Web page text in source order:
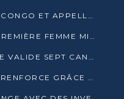
L’OMS SALUE LA RIPOSTE DU CONGO ET APPELLE À DES RÉFORMES DURABLES
HOMMAGES OFFICIELS À LA PREMIÈRE FEMME MINISTRE DU CONGO
LA COUR CONSTITUTIONNELLE VALIDE SEPT CANDIDATURES POUR LA PRÉSIDENTIELLE
CONNECTIVITÉ LE CONGO SE RENFORCE GRÂCE AU CÂBLE 2AFRICA